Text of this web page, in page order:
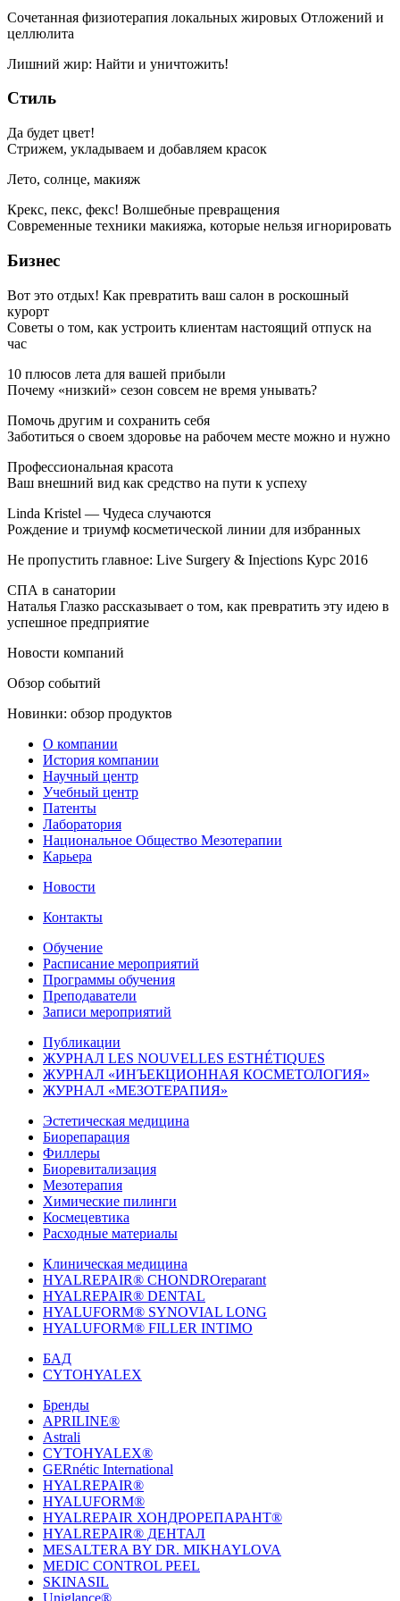
Сочетанная физиотерапия локальных жировых Отложений и
целлюлита
Лишний жир: Найти и уничтожить!
Стиль
Да будет цвет!
Стрижем, укладываем и добавляем красок
Лето, солнце, макияж
Крекс, пекс, фекс! Волшебные превращения
Современные техники макияжа, которые нельзя игнорировать
Бизнес
Вот это отдых! Как превратить ваш салон в роскошный
курорт
Советы о том, как устроить клиентам настоящий отпуск на
час
10 плюсов лета для вашей прибыли
Почему «низкий» сезон совсем не время унывать?
Помочь другим и сохранить себя
Заботиться о своем здоровье на рабочем месте можно и нужно
Профессиональная красота
Ваш внешний вид как средство на пути к успеху
Linda Kristel — Чудеса случаются
Рождение и триумф косметической линии для избранных
Не пропустить главное: Live Surgery & Injections Курс 2016
СПА в санатории
Наталья Глазко рассказывает о том, как превратить эту идею в
успешное предприятие
Новости компаний
Обзор событий
Новинки: обзор продуктов
О компании
История компании
Научный центр
Учебный центр
Патенты
Лаборатория
Национальное Общество Мезотерапии
Карьера
Новости
Контакты
Обучение
Расписание мероприятий
Программы обучения
Преподаватели
Записи мероприятий
Публикации
ЖУРНАЛ LES NOUVELLES ESTHÉTIQUES
ЖУРНАЛ «ИНЪЕКЦИОННАЯ КОСМЕТОЛОГИЯ»
ЖУРНАЛ «МЕЗОТЕРАПИЯ»
Эстетическая медицина
Биорепарация
Филлеры
Биоревитализация
Мезотерапия
Химические пилинги
Космецевтика
Расходные материалы
Клиническая медицина
HYALREPAIR® CHONDROreparant
HYALREPAIR® DENTAL
HYALUFORM® SYNOVIAL LONG
HYALUFORM® FILLER INTIMO
БАД
CYTOHYALEX
Бренды
APRILINE®
Astrali
CYTOHYALEX®
GERnétic International
HYALREPAIR®
HYALUFORM®
HYALREPAIR ХОНДРОРЕПАРАНТ®
HYALREPAIR® ДЕНТАЛ
MESALTERA BY DR. MIKHAYLOVA
MEDIC CONTROL PEEL
SKINASIL
Uniglance®